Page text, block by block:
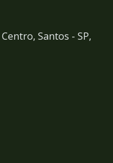
Santos - SP,